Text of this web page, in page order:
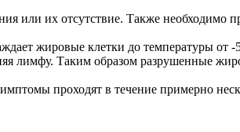
или их отсутствие. Также необходимо
жировые клетки до температуры от -
лимфу. Таким образом разрушенные
проходят в течение примерно